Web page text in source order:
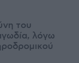
του
λόγω